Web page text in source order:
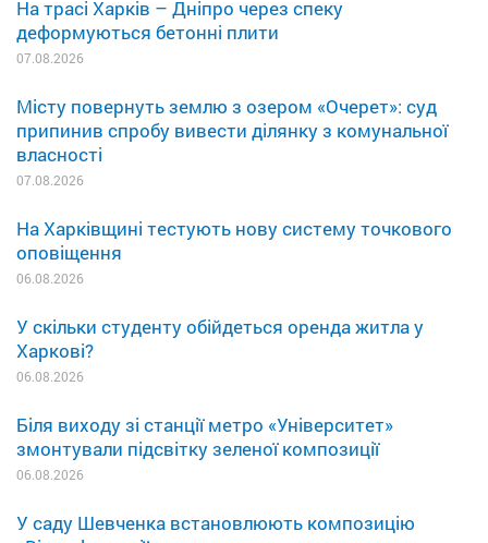
На трасі Харків – Дніпро через спеку
деформуються бетонні плити
07.08.2026
Місту повернуть землю з озером «Очерет»: суд
припинив спробу вивести ділянку з комунальної
власності
07.08.2026
На Харківщині тестують нову систему точкового
оповіщення
06.08.2026
У скільки студенту обійдеться оренда житла у
Харкові?
06.08.2026
Біля виходу зі станції метро «Університет»
змонтували підсвітку зеленої композиції
06.08.2026
У саду Шевченка встановлюють композицію